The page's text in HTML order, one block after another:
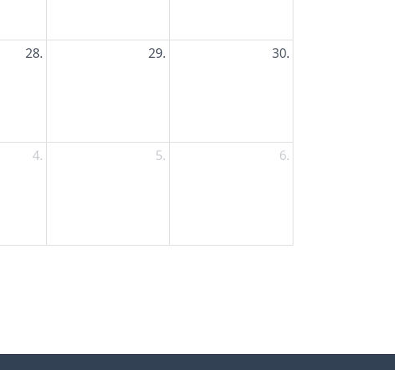
28. 29. 30.
4. 5. 6.